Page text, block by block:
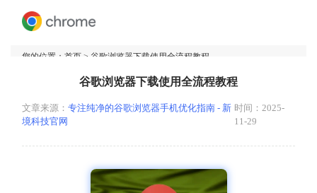
您的位置： 首页 > 谷歌浏览器下载使用全流程教程
谷歌浏览器下载使用全流程教程
文章来源： 专注纯净的谷歌浏览器手机优化指南 - 新
境科技官网
时间：2025-
11-29